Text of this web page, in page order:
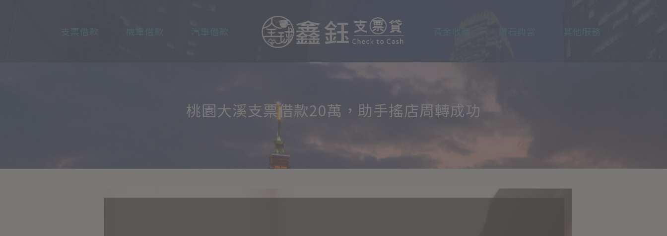
桃園大溪支票借款20萬，助手搖店周轉成功